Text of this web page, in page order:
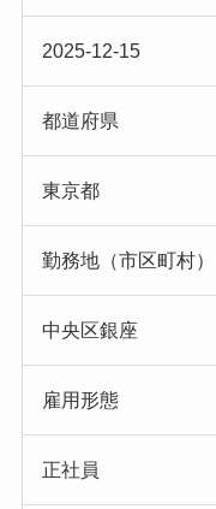
2025-12-15
都道府県
東京都
勤務地（市区町村）
中央区銀座
雇用形態
正社員